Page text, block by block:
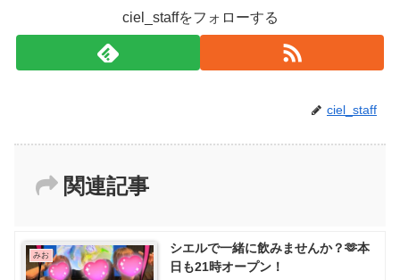
ciel_staffをフォローする
ciel_staff
関連記事
みお
シエルで一緒に飲みませんか？🫶本
日も21時オープン！